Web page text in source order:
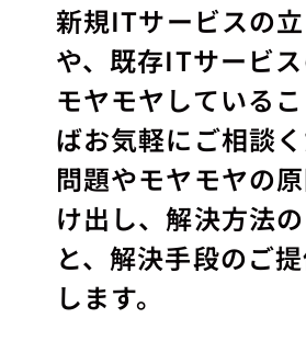
新規ITサービスの
や、既存ITサービ
モヤモヤしている
ばお気軽にご相談く
問題やモヤモヤの
け出し、解決方法
と、解決手段のご
します。